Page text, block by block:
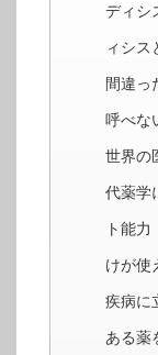
ディシ
ィシス
間違っ
呼べな
世界の
代薬学
ト能
けが使
疾病に
ある薬